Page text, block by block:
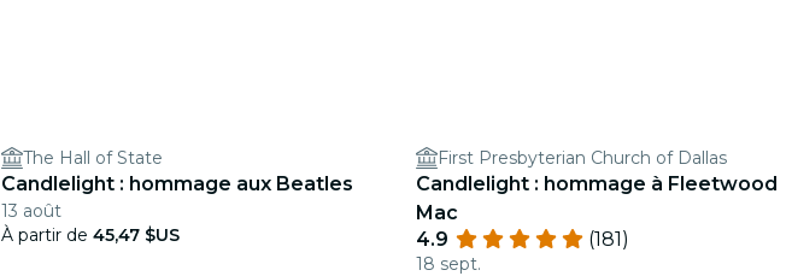
The Hall of State
Candlelight : hommage aux Beatles
13 août
À partir de 45,47 $US
First Presbyterian Church of Dallas
Candlelight : hommage à Fleetwood
Mac
4.9
(181)
18 sept.